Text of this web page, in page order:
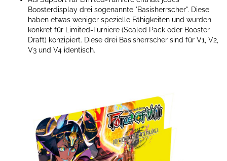
Boosterdisplay drei sogenannte "Basisherrscher". Diese
haben etwas weniger spezielle Fähigkeiten und wurden
konkret für Limited-Turniere (Sealed Pack oder Booster
Draft) konzipiert. Diese drei Basisherrscher sind für V1, V2,
V3 und V4 identisch.